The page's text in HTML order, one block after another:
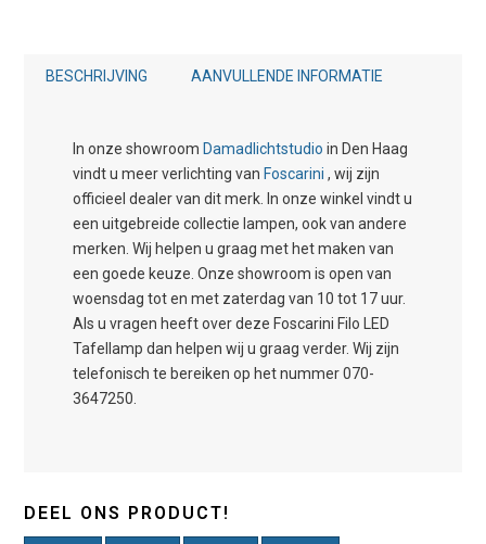
BESCHRIJVING AANVULLENDE INFORMATIE
In onze showroom Damadlichtstudio in Den Haag
vindt u meer verlichting van Foscarini , wij zijn
officieel dealer van dit merk. In onze winkel vindt u
een uitgebreide collectie lampen, ook van andere
merken. Wij helpen u graag met het maken van
een goede keuze. Onze showroom is open van
woensdag tot en met zaterdag van 10 tot 17 uur.
Als u vragen heeft over deze Foscarini Filo LED
Tafellamp dan helpen wij u graag verder. Wij zijn
telefonisch te bereiken op het nummer 070-
3647250.
DEEL ONS PRODUCT!